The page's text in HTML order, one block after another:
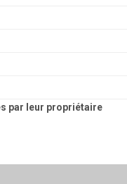
par leur propriétaire